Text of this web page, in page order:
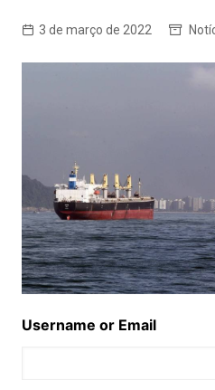
3 de março de 2022
Username or Email